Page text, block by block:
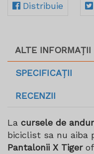
Distribuie
ALTE INFORMAȚII
SPECIFICAȚII
RECENZII
La cursele de
biciclist sa nu aiba
Pantalonii X Tiger